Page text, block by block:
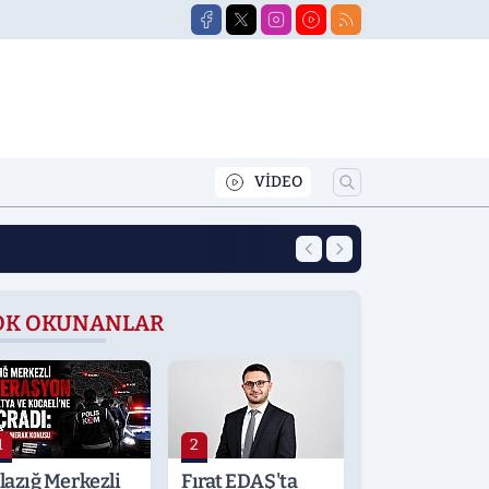
VİDEO
12:00 Ustasının
OKUNANLAR
Merkezli
2
Fırat EDAŞ'ta